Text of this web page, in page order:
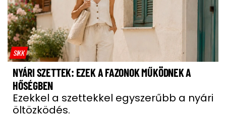
SIKK
NYÁRI SZETTEK: EZEK A FAZONOK MŰKÖDNEK A
HŐSÉGBEN
Ezekkel a szettekkel egyszerűbb a nyári
öltözködés.